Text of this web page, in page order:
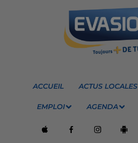
ACCUEIL ACTUS LOCALES
EMPLOI AGENDA